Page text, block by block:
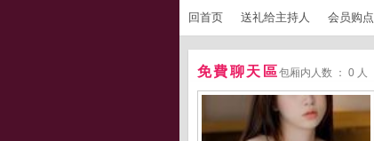
回首页 送礼给主持人 会员购点
免費聊天區包厢内人数 ： 0 人